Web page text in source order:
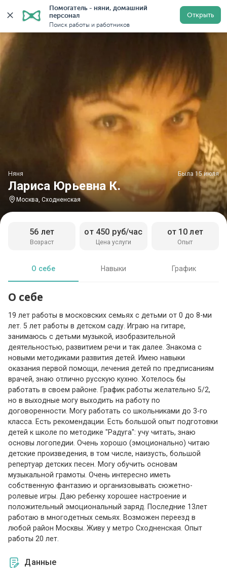
Помогатель - няни, домашний
персонал
Поиск работы и работников
Открыть
Главная Няни Няни в Москве Няни у метро
Лариса Юрьевна К.
Няня Была 15 июля
Москва, Сходненская
Возраст
56 лет
Цена услуги
от 450 руб/час
Опыт
от 10 лет
О себе Навыки График
О себе
19 лет работы в московских семьях с детьми от 0 до 8-ми
лет. 5 лет работы в детском саду. Играю на гитаре,
занимаюсь с детьми музыкой, изобразительной
деятельностью, развитием речи и так далее. Знакома с
новыми методиками развития детей. Имею навыки
оказания первой помощи, лечения детей по предписаниям
врачей, знаю отлично русскую кухню. Хотелось бы
работать в своем районе. График работы желательно 5/2,
но в выходные могу выходить на работу по
договоренности. Могу работать со школьниками до 3-го
класса. Есть рекомендации. Есть большой опыт подготовки
детей к школе по методике "Радуга": учу читать, знаю
основы логопедии. Очень хорошо (эмоционально) читаю
детские произведения, в том числе, наизусть, большой
репертуар детских песен. Могу обучить основам
музыкальной грамоты. Очень интересно иметь
собственную фантазию и организовывать сюжетно-
ролевые игры. Даю ребенку хорошее настроение и
положительный эмоциональный заряд. Последние 13лет
работаю в многодетных семьях. Возможен переезд в
любой район Москвы. Живу у метро Сходненская. Опыт
работы 20 лет.
Данные